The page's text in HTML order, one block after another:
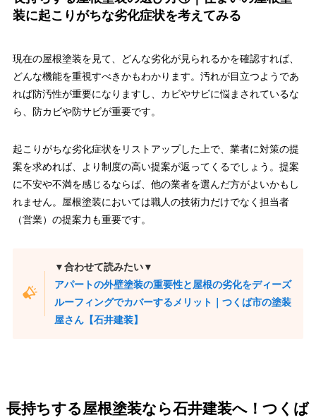
装に起こりがちな劣化症状を考えてみる
現在の屋根塗装を見て、どんな劣化が見られるかを確認すれば、
どんな機能を重視すべきかもわかります。汚れが目立つようであ
れば防汚性が重要になりますし、カビやサビに悩まされているな
ら、防カビや防サビが重要です。
起こりがちな劣化症状をリストアップした上で、業者に対策の提
案を求めれば、より制度の高い提案が返ってくるでしょう。提案
に不安や不満を感じるならば、他の業者を選んだ方がよいかもし
れません。屋根塗装においては職人の技術力だけでなく担当者
（営業）の提案力も重要です。
▼合わせて読みたい▼
アパートの外壁塗装の重要性と屋根の劣化をディーズ
ルーフィングでカバーするメリット｜つくば市の塗装
屋さん【石井建装】
長持ちする屋根塗装なら石井建装へ！つくば